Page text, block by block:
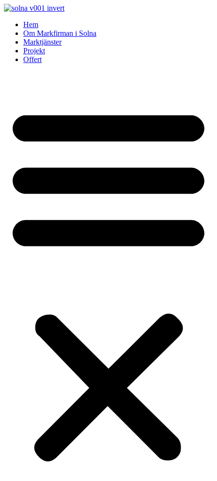
Skip
contentHem
Om Markfirman i Solna
Marktjänster
Projekt
Offert